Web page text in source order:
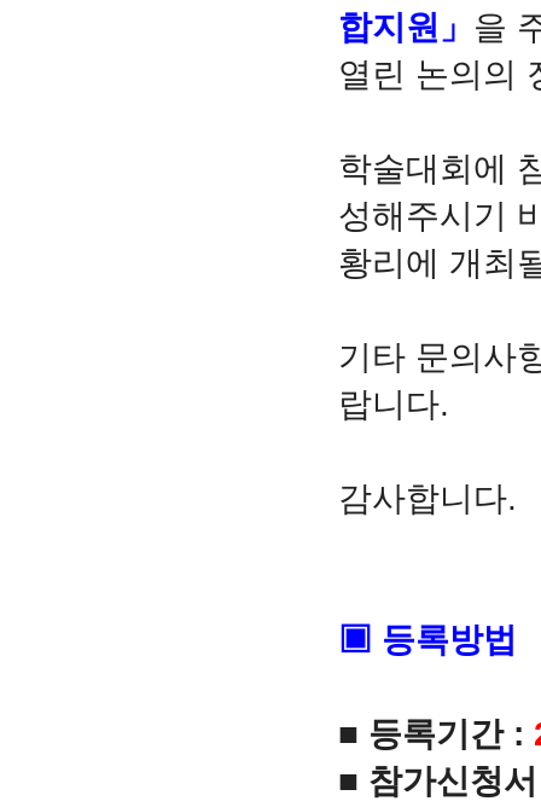
합지원」 을
열린 논의의
학술대회에
성해주시기
황리에 개최
기타 문의사
랍니다.
감사합니다.
▣ 등록방법
■ 등록기간 :
■ 참가신청